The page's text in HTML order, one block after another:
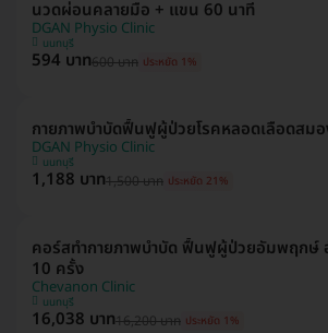
นวดผ่อนคลายมือ + แขน 60 นาที
DGAN Physio Clinic
นนทบุรี
594 บาท600 บาท ประหยัด 1%
กายภาพบำบัดฟื้นฟูผู้ป่วยโรคหลอดเลือดสม
DGAN Physio Clinic
นนทบุรี
1,188 บาท1,500 บาท ประหยัด 21%
คอร์สทำกายภาพบำบัด ฟื้นฟูผู้ป่วยอัมพฤกษ์
10 ครั้ง
Chevanon Clinic
นนทบุรี
16,038 บาท16,200 บาท ประหยัด 1%